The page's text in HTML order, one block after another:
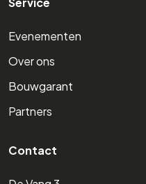
Evenementen
Over ons
Bouwgarant
Partners
Contact